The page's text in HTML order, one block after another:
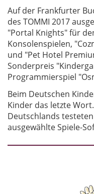
Auf der Frankfurter
des TOMMI 2017
"Portal Knights" für
Konsolenspielen,
und "Pet Hotel
Sonderpreis
Programmierspiel
Beim Deutschen
Kinder das letzte
Deutschlands
ausgewählte Spiele-